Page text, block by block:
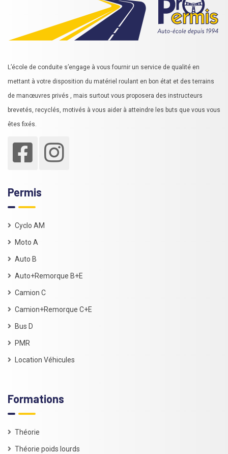
L’école de conduite s’engage à vous fournir un service de qualité en
mettant à votre disposition du matériel roulant en bon état et des terrains
de manœuvres privés , mais surtout vous proposera des instructeurs
brevetés, recyclés, motivés à vous aider à atteindre les buts que vous vous
êtes fixés.
Permis
Cyclo AM
Moto A
Auto B
Auto+Remorque B+E
Camion C
Camion+Remorque C+E
Bus D
PMR
Location Véhicules
Formations
Théorie
Théorie poids lourds